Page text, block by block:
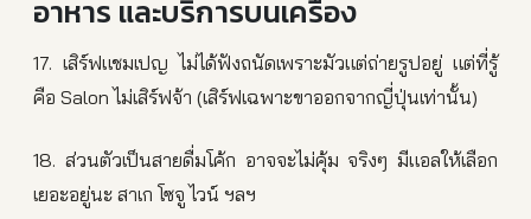
อาหาร และบริการบนเครื่อง
17. เสิร์ฟแชมเปญ ไม่ได้ฟังถนัดเพราะมัวแต่ถ่ายรูปอยู่ แต่ที่รู้
คือ Salon ไม่เสิร์ฟจ้า (เสิร์ฟเฉพาะขาออกจากญี่ปุ่นเท่านั้น)
18. ส่วนตัวเป็นสายดื่มโค้ก อาจจะไม่คุ้ม จริงๆ มีแอลให้เลือก
เยอะอยู่นะ สาเก โซจู ไวน์ ฯลฯ